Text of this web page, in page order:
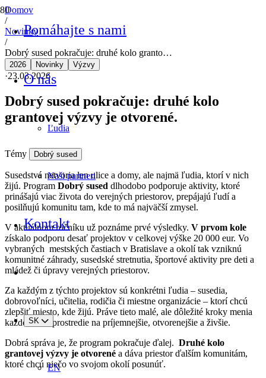
Pomáhajte s nami
O nás
Ľudia
Naši partneri
Kontakt
SK
EN
Domov
/
Novinky
/
Dobrý sused pokračuje: druhé kolo granto…
2026 Novinky Výzvy
·23.03.2026
Dobrý sused pokračuje: druhé kolo
grantovej výzvy je otvorené.
Témy Dobrý sused
Susedstvá netvoria len ulice a domy, ale najmä ľudia, ktorí v nich
žijú. Program Dobrý sused dlhodobo podporuje aktivity, ktoré
prinášajú viac života do verejných priestorov, prepájajú ľudí a
posilňujú komunitu tam, kde to má najväčší zmysel.
V aktuálnom ročníku už poznáme prvé výsledky. V prvom kole
získalo podporu desať projektov v celkovej výške 20 000 eur. Vo
vybraných mestských častiach v Bratislave a okolí tak vzniknú
komunitné záhrady, susedské stretnutia, športové aktivity pre deti a
mládež či úpravy verejných priestorov.
Za každým z týchto projektov sú konkrétni ľudia – susedia,
dobrovoľníci, učitelia, rodičia či miestne organizácie – ktorí chcú
zlepšiť miesto, kde žijú. Práve tieto malé, ale dôležité kroky menia
každodenné prostredie na príjemnejšie, otvorenejšie a živšie.
Dobrá správa je, že program pokračuje ďalej. Druhé kolo
grantovej výzvy je otvorené a dáva priestor ďalším komunitám,
ktoré chcú niečo vo svojom okolí posunúť.